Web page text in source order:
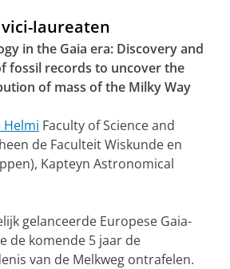
laureaten
in the Gaia era: Discovery and
fossil records to uncover the
of mass of the Milky Way
Helmi Faculty of Science and
de Faculteit Wiskunde en
Kapteyn Astronomical
gelanceerde Europese Gaia-
de komende 5 jaar de
van de Melkweg ontrafelen.